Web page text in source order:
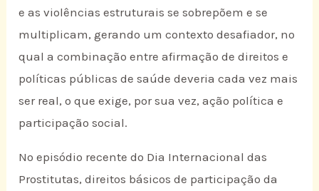
e as violências estruturais se sobrepõem e se
multiplicam, gerando um contexto desafiador, no
qual a combinação entre afirmação de direitos e
políticas públicas de saúde deveria cada vez mais
ser real, o que exige, por sua vez, ação política e
participação social.
No episódio recente do Dia Internacional das
Prostitutas, direitos básicos de participação da